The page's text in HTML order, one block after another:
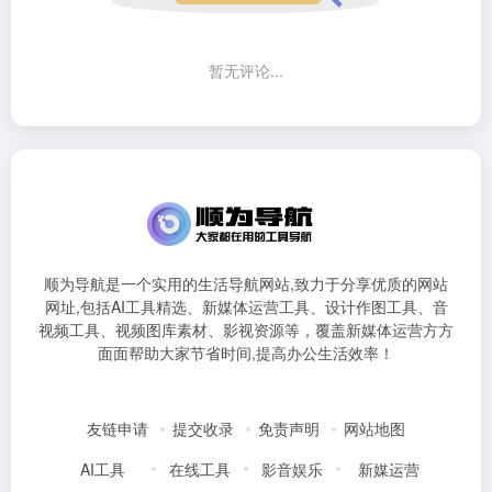
暂无评论...
顺为导航是一个实用的生活导航网站,致力于分享优质的网站
网址,包括AI工具精选、新媒体运营工具、设计作图工具、音
视频工具、视频图库素材、影视资源等，覆盖新媒体运营方方
面面帮助大家节省时间,提高办公生活效率！
友链申请 提交收录 免责声明
网站地图
AI工具
在线工具 影音娱乐 新媒运营